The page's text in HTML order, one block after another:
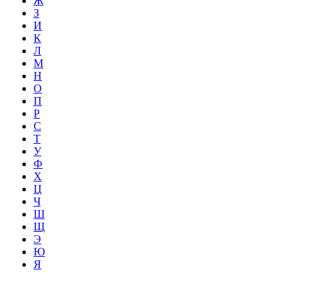
З
И
К
Л
М
Н
О
П
Р
С
Т
У
Ф
Х
Ц
Ч
Ш
Щ
Э
Ю
Я